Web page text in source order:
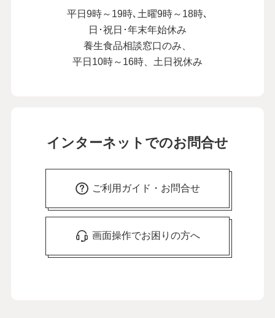
平日9時～19時､土曜9時～18時､
日･祝日･年末年始休み
養生食品相談窓口のみ、
平日10時～16時、土日祝休み
インターネットでのお問合せ
ご利用ガイド・お問合せ
画面操作でお困りの方へ